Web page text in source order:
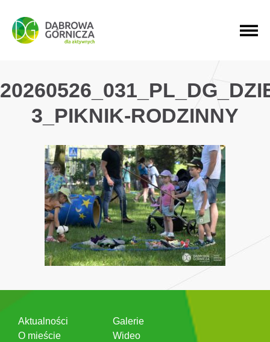
PRZEJDŹ DO MENU GŁÓWNEGO
PRZEJDŹ DO WYSZUKIWARKI
PRZEJDŹ DO TREŚCI
3_PIKNIK-RODZINNY
Aktualności
O mieście
Galerie
Wideo